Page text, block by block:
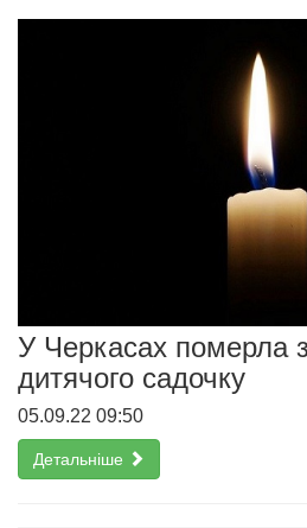
У Черкасах померла
дитячого садочку
05.09.22 09:50
Детальніше